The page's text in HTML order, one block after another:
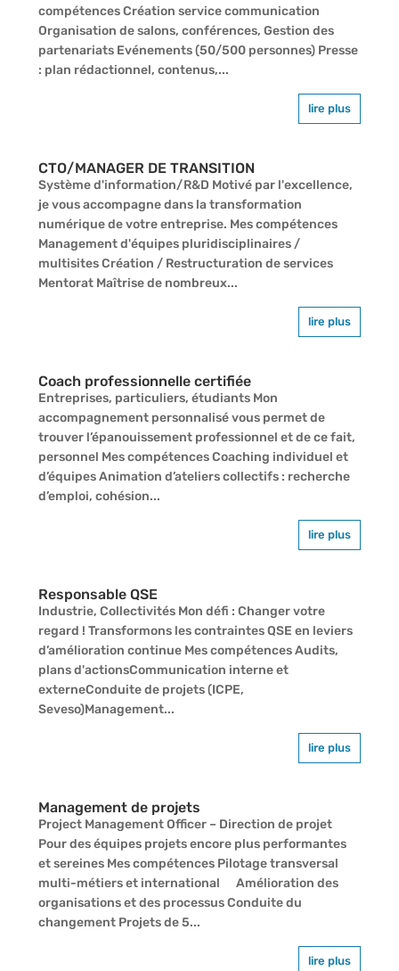
compétences Création service communication
Organisation de salons, conférences, Gestion des
partenariats Evénements (50/500 personnes) Presse
: plan rédactionnel, contenus,...
lire plus
CTO/MANAGER DE TRANSITION
Système d'information/R&D Motivé par l'excellence,
je vous accompagne dans la transformation
numérique de votre entreprise. Mes compétences
Management d'équipes pluridisciplinaires /
multisites Création / Restructuration de services
Mentorat Maîtrise de nombreux...
lire plus
Coach professionnelle certifiée
Entreprises, particuliers, étudiants Mon
accompagnement personnalisé vous permet de
trouver l’épanouissement professionnel et de ce fait,
personnel Mes compétences Coaching individuel et
d’équipes Animation d’ateliers collectifs : recherche
d’emploi, cohésion...
lire plus
Responsable QSE
Industrie, Collectivités Mon défi : Changer votre
regard ! Transformons les contraintes QSE en leviers
d’amélioration continue Mes compétences Audits,
plans d'actionsCommunication interne et
externeConduite de projets (ICPE,
Seveso)Management...
lire plus
Management de projets
Project Management Officer – Direction de projet
Pour des équipes projets encore plus performantes
et sereines Mes compétences Pilotage transversal
multi-métiers et international Amélioration des
organisations et des processus Conduite du
changement Projets de 5...
lire plus